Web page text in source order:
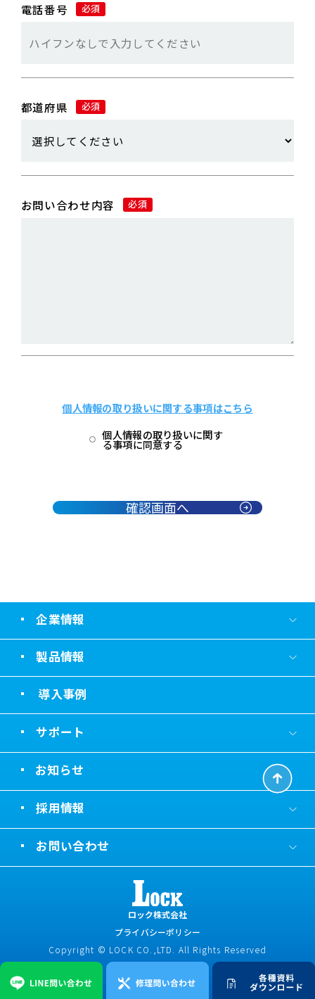
電話番号 必須
都道府県 必須
お問い合わせ内容 必須
個人情報の取り扱いに関する事項はこちら
個人情報の取り扱いに関す
る事項に同意する
確認画面へ
ロック株式会社
企業情報
製品情報
導入事例
サポート
お知らせ
採用情報
お問い合わせ
プライバシーポリシー
Copyright © LOCK CO.,LTD. All Rights Reserved